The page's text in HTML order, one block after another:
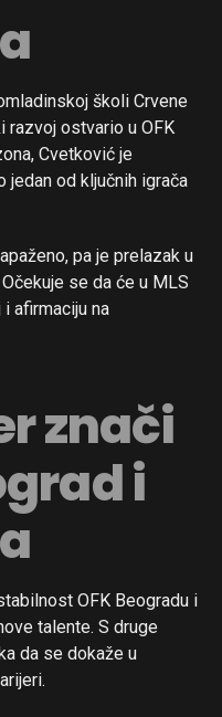
školi Crvene
razvoj ostvario u OFK
Cvetković je
od ključnih igrača
pa je prelazak u
se da će u MLS
afirmaciju na
znači
i
OFK Beogradu i
talente. S druge
da se dokaže u